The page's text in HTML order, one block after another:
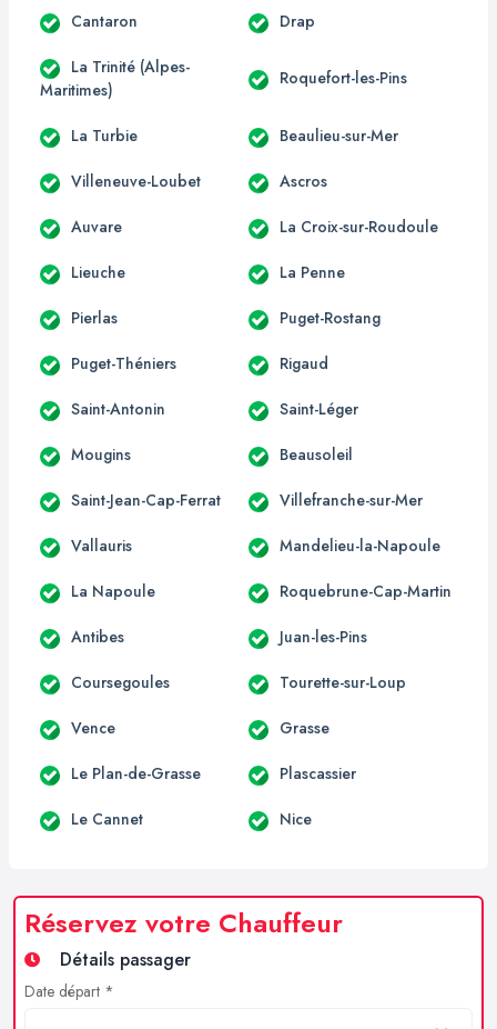
Cantaron Drap
La Trinité (Alpes-
Maritimes)
Roquefort-les-Pins
La Turbie Beaulieu-sur-Mer
Villeneuve-Loubet Ascros
Auvare La Croix-sur-Roudoule
Lieuche La Penne
Pierlas Puget-Rostang
Puget-Théniers Rigaud
Saint-Antonin Saint-Léger
Mougins Beausoleil
Saint-Jean-Cap-Ferrat Villefranche-sur-Mer
Vallauris Mandelieu-la-Napoule
La Napoule Roquebrune-Cap-Martin
Antibes Juan-les-Pins
Coursegoules Tourette-sur-Loup
Vence Grasse
Le Plan-de-Grasse Plascassier
Le Cannet Nice
Réservez votre Chauffeur
Détails passager
Date départ *